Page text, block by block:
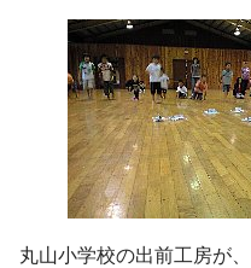
丸山小学校の出前工房が